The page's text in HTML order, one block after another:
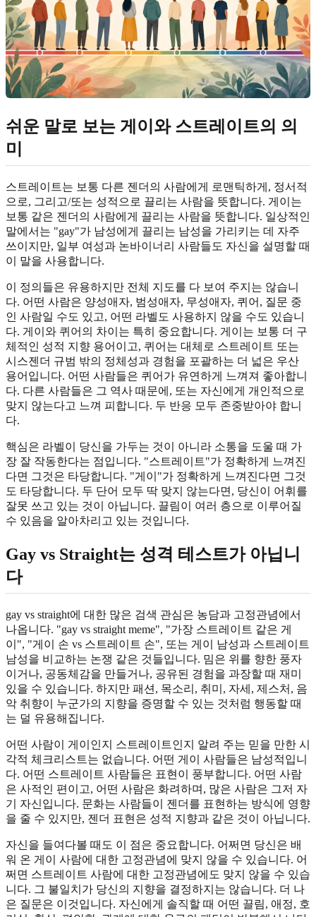
쉬운 말로 보는 게이와 스트레이트의 의
미
스트레이트는 보통 다른 젠더의 사람에게 로맨틱하게, 정서적
으로, 그리고/또는 성적으로 끌리는 사람을 뜻합니다. 게이는
보통 같은 젠더의 사람에게 끌리는 사람을 뜻합니다. 일상적인
말에서는 "gay"가 남성에게 끌리는 남성을 가리키는 데 자주
쓰이지만, 일부 여성과 논바이너리 사람들도 자신을 설명할 때
이 말을 사용합니다.
이 정의들은 유용하지만 전체 지도를 다 보여 주지는 않습니
다. 어떤 사람은 양성애자, 범성애자, 무성애자, 퀴어, 질문 중
인 사람일 수도 있고, 어떤 라벨도 사용하지 않을 수도 있습니
다. 게이와 퀴어의 차이는 특히 중요합니다. 게이는 보통 더 구
체적인 성적 지향 용어이고, 퀴어는 대체로 스트레이트 또는
시스젠더 규범 밖의 정체성과 경험을 포괄하는 더 넓은 우산
용어입니다. 어떤 사람들은 퀴어가 유연하게 느껴져 좋아합니
다. 다른 사람들은 그 역사 때문에, 또는 자신에게 개인적으로
맞지 않는다고 느껴 피합니다. 두 반응 모두 존중받아야 합니
다.
핵심은 라벨이 당신을 가두는 것이 아니라 소통을 도울 때 가
장 잘 작동한다는 점입니다. "스트레이트"가 정확하게 느껴진
다면 그것은 타당합니다. "게이"가 정확하게 느껴진다면 그것
도 타당합니다. 두 단어 모두 딱 맞지 않는다면, 당신이 어휘를
잘못 쓰고 있는 것이 아닙니다. 끌림이 여러 층으로 이루어질
수 있음을 알아차리고 있는 것입니다.
Gay vs Straight는 성격 테스트가 아닙니
다
gay vs straight에 대한 많은 검색 관심은 농담과 고정관념에서
나옵니다. "gay vs straight meme", "가장 스트레이트 같은 게
이", "게이 손 vs 스트레이트 손", 또는 게이 남성과 스트레이트
남성을 비교하는 논쟁 같은 것들입니다. 밈은 위를 향한 풍자
이거나, 공동체감을 만들거나, 공유된 경험을 과장할 때 재미
있을 수 있습니다. 하지만 패션, 목소리, 취미, 자세, 제스처, 음
악 취향이 누군가의 지향을 증명할 수 있는 것처럼 행동할 때
는 덜 유용해집니다.
어떤 사람이 게이인지 스트레이트인지 알려 주는 믿을 만한 시
각적 체크리스트는 없습니다. 어떤 게이 사람들은 남성적입니
다. 어떤 스트레이트 사람들은 표현이 풍부합니다. 어떤 사람
은 사적인 편이고, 어떤 사람은 화려하며, 많은 사람은 그저 자
기 자신입니다. 문화는 사람들이 젠더를 표현하는 방식에 영향
을 줄 수 있지만, 젠더 표현은 성적 지향과 같은 것이 아닙니다.
자신을 들여다볼 때도 이 점은 중요합니다. 어쩌면 당신은 배
워 온 게이 사람에 대한 고정관념에 맞지 않을 수 있습니다. 어
쩌면 스트레이트 사람에 대한 고정관념에도 맞지 않을 수 있습
니다. 그 불일치가 당신의 지향을 결정하지는 않습니다. 더 나
은 질문은 이것입니다. 자신에게 솔직할 때 어떤 끌림, 애정, 호